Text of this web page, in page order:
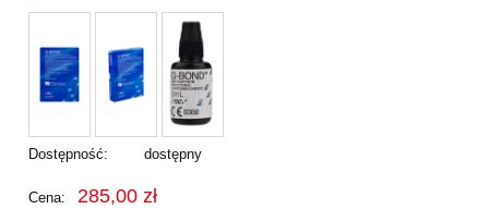
Dostępność: dostępny
Cena: 285,00 zł